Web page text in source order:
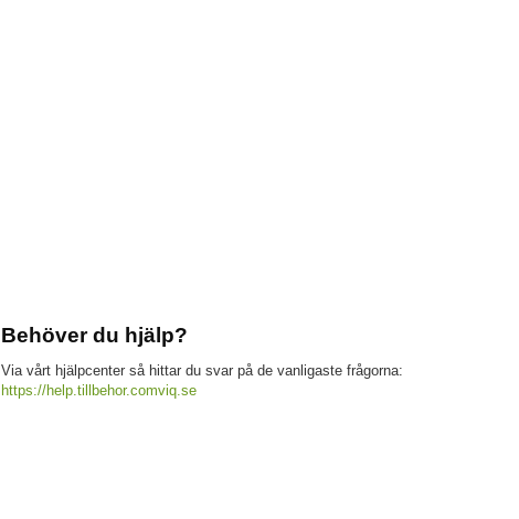
Behöver du hjälp?
Via vårt hjälpcenter så hittar du svar på de vanligaste frågorna:
https://help.tillbehor.comviq.se